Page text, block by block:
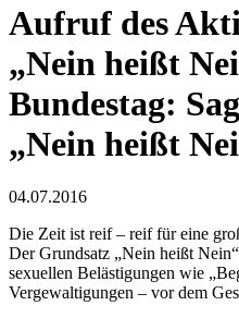
Aufruf des
„Nein heißt
Bundestag:
„Nein heißt
04.07.2016
Die Zeit ist reif – reif für eine
Der Grundsatz „Nein heißt
sexuellen Belästigungen wie
Vergewaltigungen – vor dem